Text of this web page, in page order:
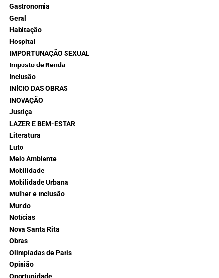
Gastronomia
Geral
Habitação
Hospital
IMPORTUNAÇÃO SEXUAL
Imposto de Renda
Inclusão
INÍCIO DAS OBRAS
INOVAÇÃO
Justiça
LAZER E BEM-ESTAR
Literatura
Luto
Meio Ambiente
Mobilidade
Mobilidade Urbana
Mulher e Inclusão
Mundo
Notícias
Nova Santa Rita
Obras
Olimpíadas de Paris
Opinião
Oportunidade